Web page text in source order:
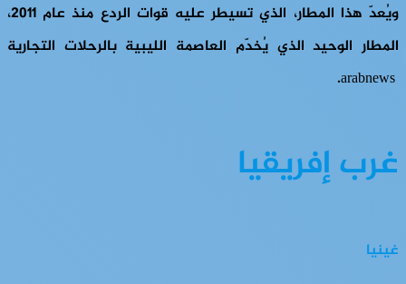
ويُعدّ هذا المطار، الذي تسيطر عليه قوات الردع منذ عام ٢٠١١،
المطار الوحيد الذي يُخدّم العاصمة الليبية بالرحلات التجارية
غرب إفريقيا
غينيا